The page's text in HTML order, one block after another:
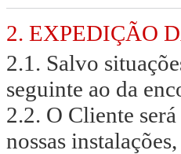
2. EXPEDIÇÃO
2.1. Salvo
seguinte ao da
2.2. O Cliente
nossas